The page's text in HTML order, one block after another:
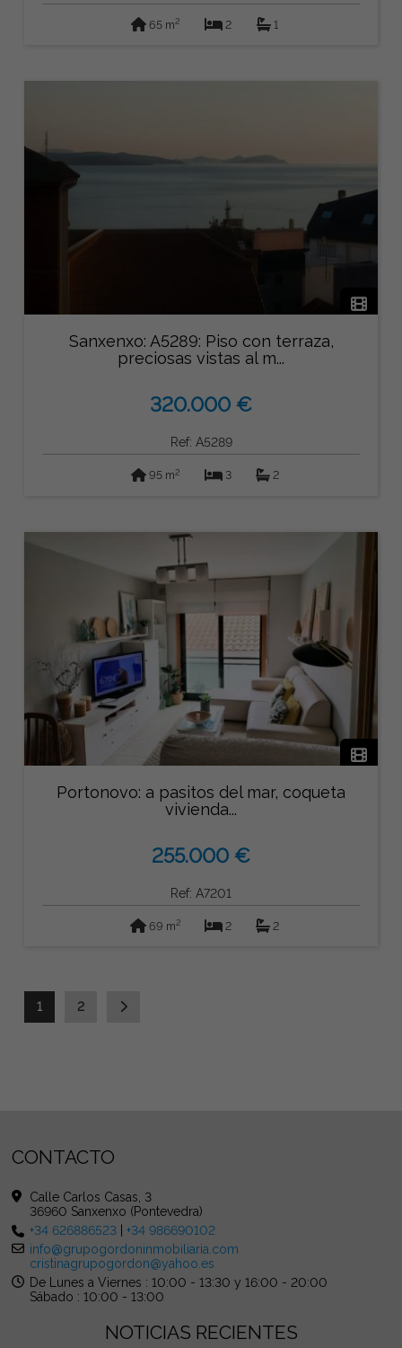
65 m2 2 1
Sanxenxo: A5289: Piso con terraza,
preciosas vistas al m...
320.000 €
Ref: A5289
95 m2 3 2
Portonovo: a pasitos del mar, coqueta
vivienda...
255.000 €
Ref: A7201
69 m2 2 2
1 2
CONTACTO
Calle Carlos Casas, 3
36960 Sanxenxo (Pontevedra)
+34 626886523 |+34 986690102
info@grupogordoninmobiliaria.com
cristinagrupogordon@yahoo.es
De Lunes a Viernes : 10:00 - 13:30 y 16:00 - 20:00
Sábado : 10:00 - 13:00
NOTICIAS RECIENTES